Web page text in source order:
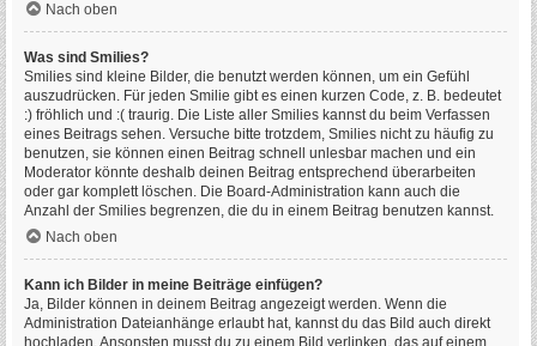
Nach oben
Was sind Smilies?
Smilies sind kleine Bilder, die benutzt werden können, um ein Gefühl
auszudrücken. Für jeden Smilie gibt es einen kurzen Code, z. B. bedeutet
:) fröhlich und :( traurig. Die Liste aller Smilies kannst du beim Verfassen
eines Beitrags sehen. Versuche bitte trotzdem, Smilies nicht zu häufig zu
benutzen, sie können einen Beitrag schnell unlesbar machen und ein
Moderator könnte deshalb deinen Beitrag entsprechend überarbeiten
oder gar komplett löschen. Die Board-Administration kann auch die
Anzahl der Smilies begrenzen, die du in einem Beitrag benutzen kannst.
Nach oben
Kann ich Bilder in meine Beiträge einfügen?
Ja, Bilder können in deinem Beitrag angezeigt werden. Wenn die
Administration Dateianhänge erlaubt hat, kannst du das Bild auch direkt
hochladen. Ansonsten musst du zu einem Bild verlinken, das auf einem